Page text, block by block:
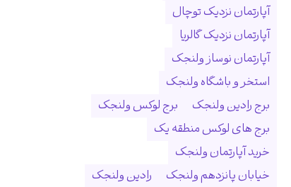
آپارتمان نزدیک توچال
آپارتمان نزدیک گالریا
آپارتمان نوساز ولنجک
استخر و باشگاه ولنجک
برج رادین ولنجک
برج لوکس ولنجک
برج های لوکس منطقه یک
خرید آپارتمان ولنجک
خیابان پانزدهم ولنجک
رادین ولنجک